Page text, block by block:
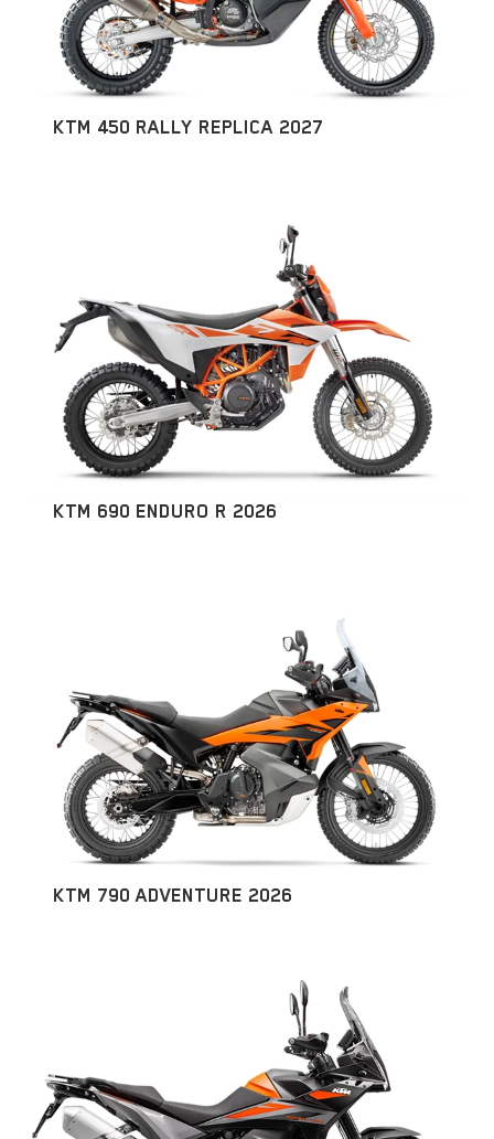
KTM 450 RALLY REPLICA 2027
KTM 690 ENDURO R 2026
KTM 790 ADVENTURE 2026